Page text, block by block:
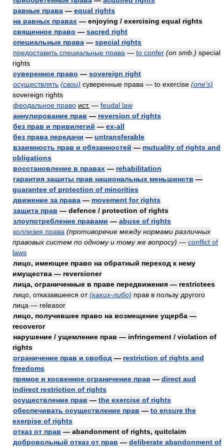
равные права — equal rights
на равных правах — enjoying / exercising equal rights
священное право — sacred right
специальные права — special rights
предоставить специальные права — to confer (on smb.) special
rights
суверенное право — sovereign right
осуществлять (свои) суверенные права — to exercise (one's)
sovereign rights
феодальное право ист. — feudal law
аннулирование прав — reversion of rights
без прав и привилегий — ex-all
без права передачи — untransferable
взаимность прав и обязанностей — mutuality of rights and
obligations
восстановление в правах — rehabilitation
гарантия защиты прав национальных меньшинств —
guarantee of protection of minorities
движение за права — movement for rights
защита прав — defence / protection of rights
злоупотребление правами — abuse of rights
коллизия права (противоречие между нормами различных
правовых систем по одному и тому же вопросу) — conflict of
laws
лицо, имеющее право на обратный переход к нему
имущества — reversioner
лица, ограниченные в праве передвижения — restrictees
лицо, отказавшееся от(каких-либо) прав в пользу другого
лица — releasor
лицо, получившее право на возмещение ущерба —
recoveror
нарушение / ущемление прав — infringement / violation of
rights
ограничение прав и свобод — restriction of rights and
freedoms
прямое и косвенное ограничение прав — direct aud
indirect restriction of rights
осуществление прав — the exercise of rights
обеспечивать осуществление прав — to ensure the
exerpise of rights
отказ от прав — abandonment of rights, quitclaim
добровольный отказ от прав — deliberate abandonment of